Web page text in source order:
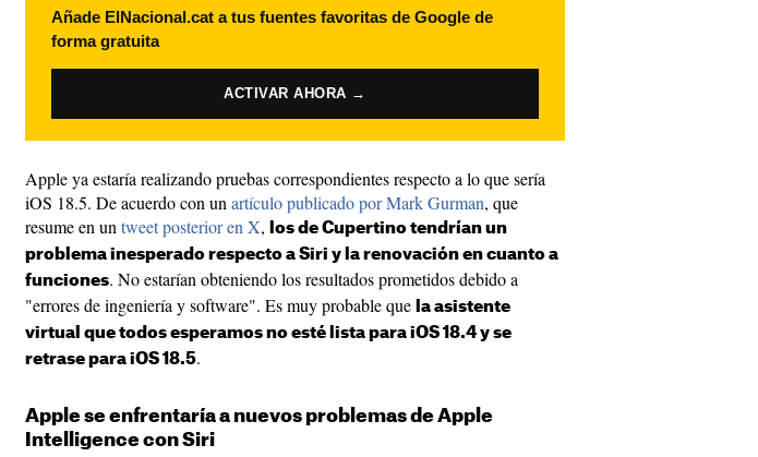
Añade ElNacional.cat a tus fuentes favoritas de Google de
forma gratuita
ACTIVAR AHORA →
Apple ya estaría realizando pruebas correspondientes respecto a lo que sería
iOS 18.5. De acuerdo con un artículo publicado por Mark Gurman, que
resume en un tweet posterior en X,
los de Cupertino tendrían un
problema inesperado respecto a Siri y la renovación en cuanto a
funciones. No estarían obteniendo los resultados prometidos debido a
"errores de ingeniería y software". Es muy probable que la asistente
virtual que todos esperamos no esté lista para iOS 18.4 y se
retrase para iOS 18.5.
Apple se enfrentaría a nuevos problemas de Apple
Intelligence con Siri